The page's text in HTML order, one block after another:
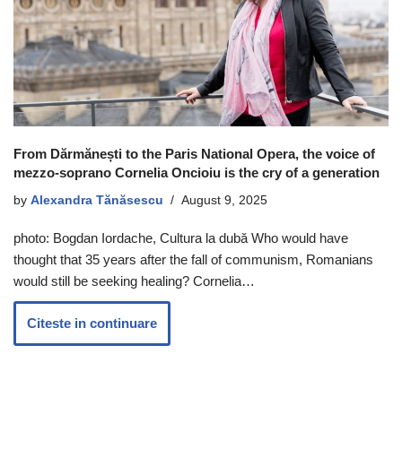
From Dărmănești to the Paris National Opera, the voice of
mezzo-soprano Cornelia Oncioiu is the cry of a generation
by Alexandra Tănăsescu August 9, 2025
photo: Bogdan Iordache, Cultura la dubă Who would have
thought that 35 years after the fall of communism, Romanians
would still be seeking healing? Cornelia…
Citeste in continuare